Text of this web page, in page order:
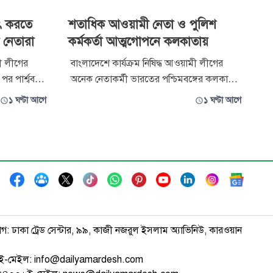
করতে
লীগের
পার্শ্ববর্তী
এসময়
১ ঘণ্টা আগে
শতাধিক আওয়ামী নেতা ও পুলিশ
কর্মকর্তা আত্মগোপনে কলকাতায়
বাংলাদেশে কার্যক্রম নিষিদ্ধ আওয়ামী লীগের
অনেক নেতাকর্মী ভারতের পশ্চিমবঙ্গের কলকাতা
ও এর পার্শ্ববর্তী অঞ্চলে বসবাস করছেন। এদের
বাংলার এক প্রতিবেদনে বলা হ
১ ঘণ্টা আগে
ঢাকা ট্রেড সেন্টার, ৯৯, কাজী নজরুল ইসলাম অ্যাভিনিউ, কারওয়ান
মেইল: info@dailyamardesh.com